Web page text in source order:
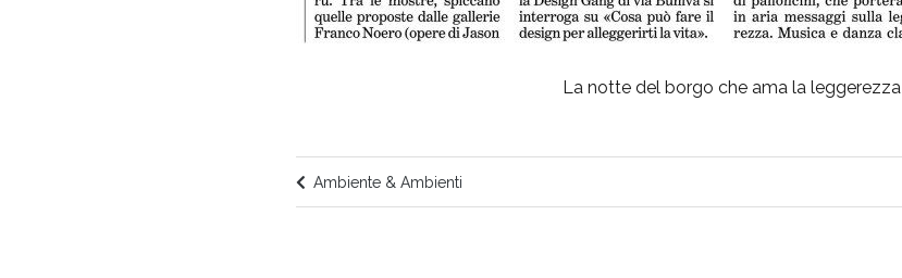
La notte del borgo che ama la leggerezza
Ambiente & Ambienti